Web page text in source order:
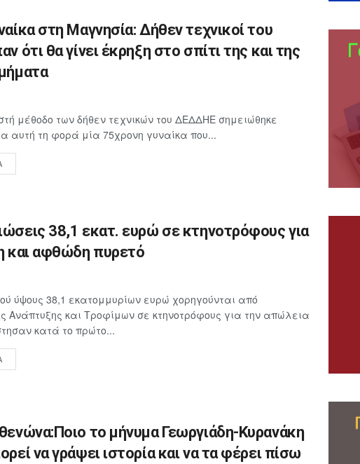
στη Μαγνησία: Δήθεν τεχνικοί του
ότι θα γίνει έκρηξη στο σπίτι της και της
μέθοδο των δήθεν τεχνικών του ΔΕΔΔΗΕ σημειώθηκε
αυτή τη φορά μία 75χρονη γυναίκα που...
38,1 εκατ. ευρώ σε κτηνοτρόφους για
και αφθώδη πυρετό
ύψους 38,1 εκατομμυρίων ευρώ χορηγούνται από
Ανάπτυξης και Τροφίμων σε κτηνοτρόφους για την απώλεια
κατά το πρώτο...
το μήνυμα Γεωργιάδη-Κυρανάκη
να γράψει ιστορία και να τα φέρει πίσω